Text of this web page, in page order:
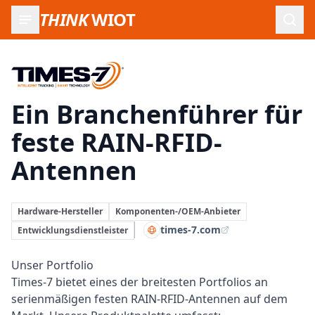
THINKWIOT
Times-7:
Ein Branchenführer für
feste RAIN-RFID-
Antennen
Hardware-Hersteller
Komponenten-/OEM-Anbieter
Entwicklungsdienstleister
times-7.com
Unser Portfolio
Times-7 bietet eines der breitesten Portfolios an
serienmäßigen festen RAIN-RFID-Antennen auf dem